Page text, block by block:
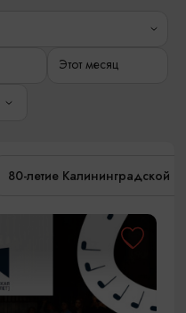
Этот месяц
80-летие Калининградской